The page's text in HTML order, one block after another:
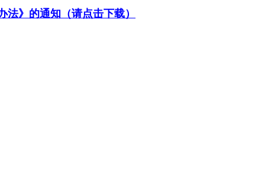
》的通知（请点击下载）